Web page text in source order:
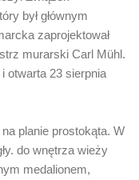
był głównym
zaprojektował
murarski Carl Mühl.
otwarta 23 sierpnia
planie prostokąta. W
do wnętrza wieży
medalionem,